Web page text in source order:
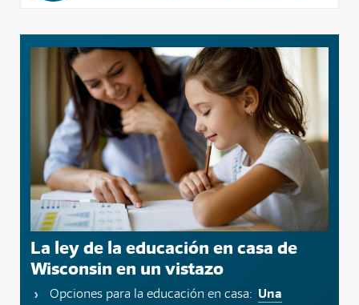
La ley de la educación en casa de
Wisconsin en un vistazo
Opciones para la educación en casa: Una